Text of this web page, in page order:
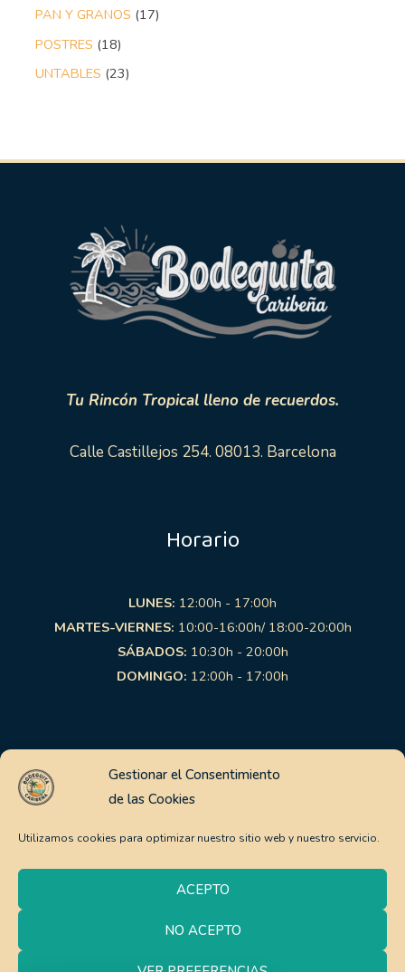
Gestionar el Consentimiento
de las Cookies
Utilizamos cookies para optimizar nuestro sitio web y nuestro servicio.
ACEPTO
NO ACEPTO
PAN Y GRANOS 17
POSTRES 18
UNTABLES 23
Tu Rincón Tropical lleno de recuerdos.
Calle Castillejos 254. 08013. Barcelona
Horario
LUNES: 12:00h - 17:00h
MARTES-VIERNES: 10:00-16:00h/ 18:00-20:00h
SÁBADOS: 10:30h - 20:00h
DOMINGO: 12:00h - 17:00h
Links de interés
Aviso Legal
Política de Privacidad
Pago Seguro
Copyright © 2026 | La Bodeguita Caribeña | Web: